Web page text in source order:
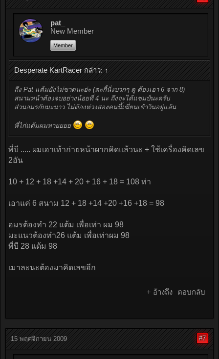
pat_
New Member
Member
Desperate KartRacer กล่าว: ↑
ถึง Pat แต้มยังไม่ขาดนะอ่ะ (ตะกี้นั่งบวกๆ ดู ต้องเอา 6 จาก 8)
สนามหน้าต้องจบอย่างน้อยที่ 4 นะ ถึงจะได้แชมป์นะครับ
ส่วนอมรกับมะนาว ไม่ต้องห่วงสองคนนี้เฆี่ยนเข้าวินอยู่แล้น
พี่ไก่แต้มผมหายยยย
พี่บี ..... ผมเอาเท้าก่ายหน้าผากคิดแล้วนะ + ใช้เครื่องคิดเลข
2อัน
10 + 12 + 18 +14 + 20 + 16 + 18 = 108 ท่า
เอาแค่ 6 สนาม 12 + 18 +14 +20 +16 +18 = 98
อมรต้องทำ 22 แต้ม เพื่อเท่า ผม 98
มะแนวต้องทำ26 แต้ม เพื่อเท่าผม 98
พี่บี 28 แต้ม 98
เมาละนะต้องมาคิดเลขอีก
+ อ้างถึง ตอบกลับ
15 พฤศจิกายน 2009 #7